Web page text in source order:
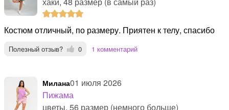
Костюм отличный, по размеру. Приятен к телу, спасибо
Полезный отзыв? 0 1 комментарий
Милана01 июля 2026
Пижама
цветы, 56 размер (немного больше)